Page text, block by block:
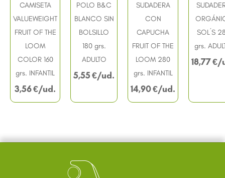
CAMISETA
VALUEWEIGHT
FRUIT OF THE
LOOM
COLOR 160
grs. INFANTIL
3,56€
POLO B&C
BLANCO SIN
BOLSILLO
180 grs.
ADULTO
5,55€
SUDADERA
CON
CAPUCHA
FRUIT OF THE
LOOM 280
grs. INFANTIL
14,90€
SOL´S
grs.
18,77€